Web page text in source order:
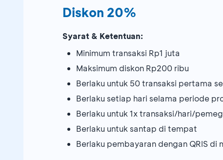
Diskon 20%
Syarat & Ketentuan:
Minimum transaksi Rp1 juta
Maksimum diskon Rp200 ribu
Berlaku untuk 50 transaksi pertama
Berlaku setiap hari selama periode
Berlaku untuk 1x transaksi/hari/
Berlaku untuk santap di tempat
Berlaku pembayaran dengan QRIS di